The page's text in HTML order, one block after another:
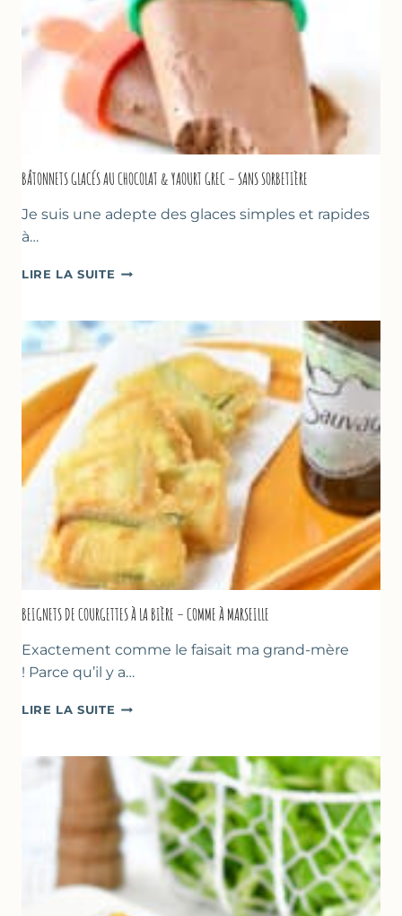
BÂTONNETS GLACÉS AU CHOCOLAT & YAOURT GREC – SANS SORBETIÈRE
Je suis une adepte des glaces simples et rapides
à…
LIRE LA SUITE BÂTONNETS
CHOCOLAT
YAOURT
GREC
–
SANS
SORBETIÈRE
BEIGNETS DE COURGETTES À LA BIÈRE – COMME À MARSEILLE
Exactement comme le faisait ma grand-mère
! Parce qu’il y a…
LIRE LA SUITE BEIGNETS
LA
BIÈRE
–
COMME
À
MARSEILLE